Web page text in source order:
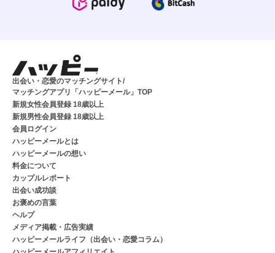
出会い・恋愛のマッチングサイト/
マッチングアプリ「ハッピーメール」TOP
新規女性会員登録 18歳以上
新規男性会員登録 18歳以上
会員ログイン
ハッピーメールとは
ハッピーメールの想い
料金について
カップルレポート
出会い成功談
お褒めの言葉
ヘルプ
メディア掲載・広告実績
ハッピーメールライフ（出会い・恋愛コラム）